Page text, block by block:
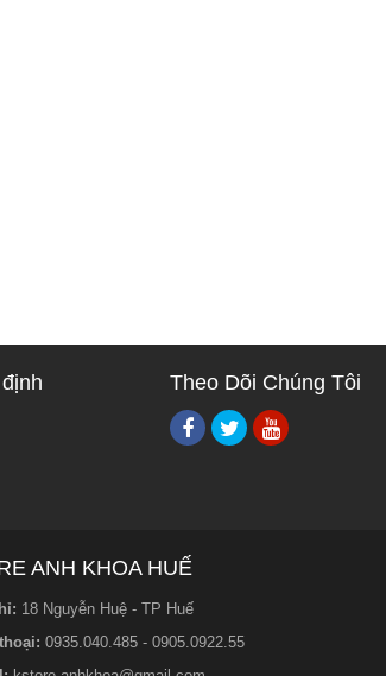
Theo Dõi Chúng Tôi
ANH KHOA HUẾ
18 Nguyễn Huệ - TP Huế
0935.040.485 - 0905.0922.55